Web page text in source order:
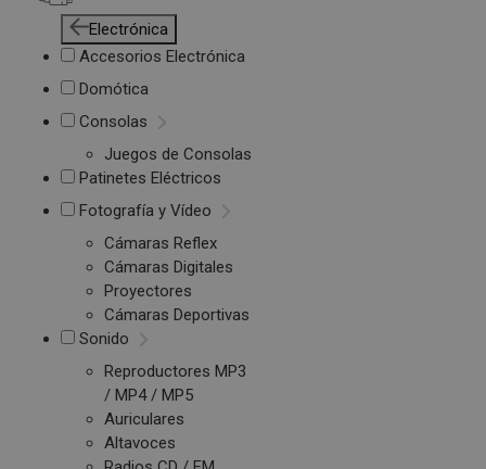
Electrónica
Accesorios Electrónica
Domótica
Consolas
Juegos de Consolas
Patinetes Eléctricos
Fotografía y Vídeo
Cámaras Reflex
Cámaras Digitales
Proyectores
Cámaras Deportivas
Sonido
Reproductores MP3
/ MP4 / MP5
Auriculares
Altavoces